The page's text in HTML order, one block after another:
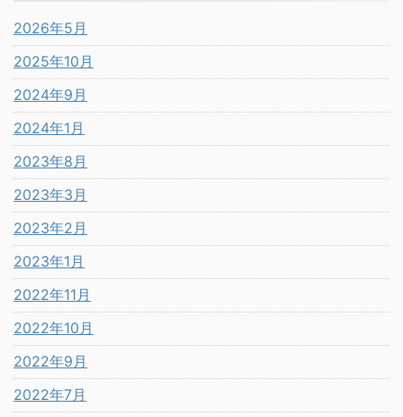
2026年5月
2025年10月
2024年9月
2024年1月
2023年8月
2023年3月
2023年2月
2023年1月
2022年11月
2022年10月
2022年9月
2022年7月